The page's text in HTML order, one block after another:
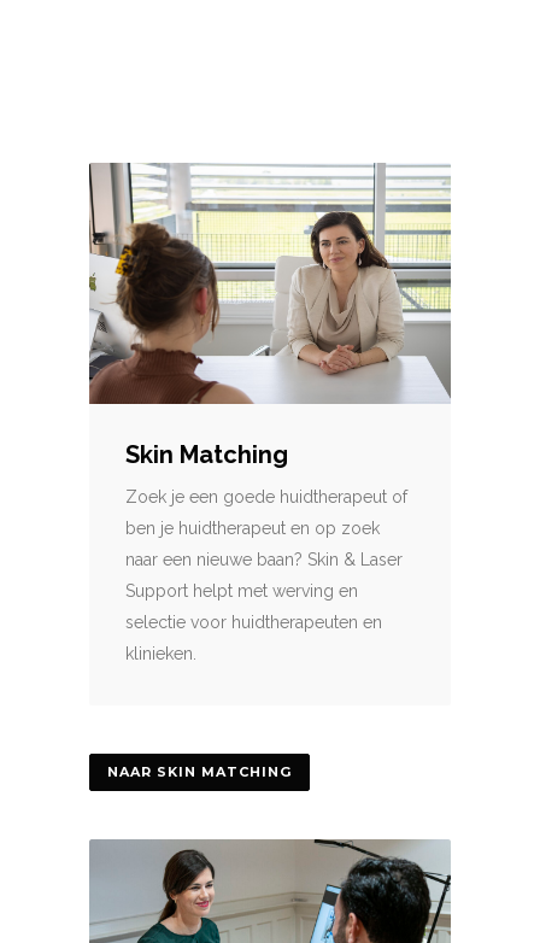
Skin Matching
Zoek je een goede huidtherapeut of
ben je huidtherapeut en op zoek
naar een nieuwe baan? Skin & Laser
Support helpt met werving en
selectie voor huidtherapeuten en
klinieken.
NAAR SKIN MATCHING